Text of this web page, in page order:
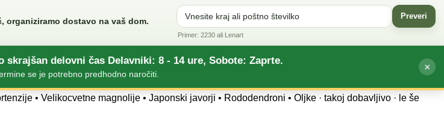
organiziramo dostavo na vaš dom.
Preveri
Primer: 2230 ali Lenart
skrajšan delovni čas Delavniki: 8 - 14 ure, Sobote: Zaprte.
se je potrebno predhodno naročiti.
×
• Velikocvetne magnolije • Japonski javorji • Rododendroni • Oljke · takoj dobavljivo · le še